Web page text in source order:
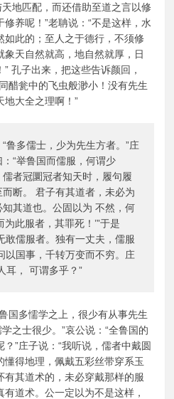
地匹配，而还借助至道之言以修
养呢！”老聃说：“不是这样，水
如此的；至人之于德行，不须修
天自然就高，地自然就厚，日
孔子出来，把这些告诉颜回，
醋瓮中的飞虫般渺小！没有先生
地大全之理啊！”
鲁多儒士，少为先生方者。”庄
“举鲁国而儒服，何谓少
儒者冠圜冠者知天时，履句履
断。 君子有其道者，未必为
其道也。公固以为 不然，何
此服者，其罪死！’”于是
敢儒服者。独有一丈夫，儒服
以国事，千转万变而不穷。庄
耳， 可谓多乎？”
国多懦学之上，很少有从事先生
之士很少。”哀公说：“全鲁国的
”庄子说：“我听说，儒者中戴圆
得地理，佩戴五彩丝带穿系玉
其道术的，未必穿戴那样的服
道术。公一定以为不是这样，